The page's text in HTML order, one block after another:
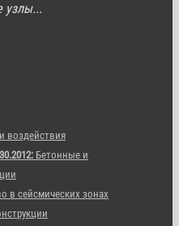
узлы...
воздействия
Бетонные и
в сейсмических зонах